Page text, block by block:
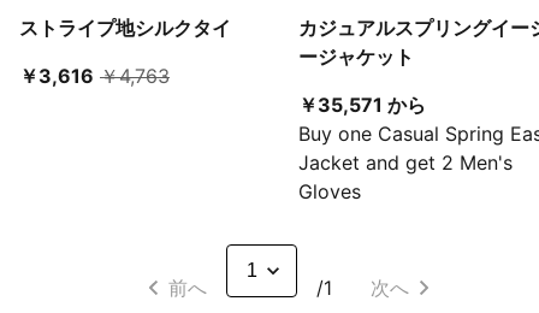
ストライプ地シルクタイ
￥3,616 現在の価格 ￥3,616
￥4,763元の価格 ￥4,763
カジュアルスプリングイー
ージャケット
￥35,571 から
Buy one Casual Spring
Jacket and get 2 Men's
Gloves
前へ /1 次へ